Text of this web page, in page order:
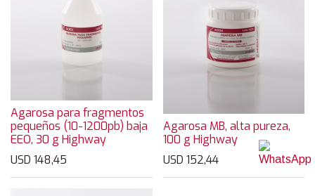
Agarosa para fragmentos
pequeños (10-1200pb) baja
EEO, 30 g Highway
USD 148,45
Agarosa MB, alta pureza,
100 g Highway
USD 152,44